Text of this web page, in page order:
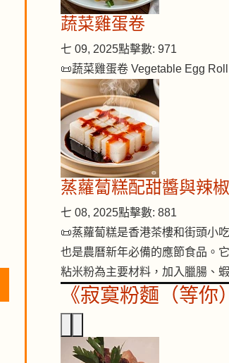
蔬菜雞蛋卷
七 09, 2025點擊數: 971
📜蔬菜雞蛋卷 Vegetable Egg
蒸蘿蔔糕配甜醬與辣
七 08, 2025點擊數: 881
📜蒸蘿蔔糕是香港茶樓和街頭小
也是農曆新年必備的應節食品。
粘米粉為主要材料，加入臘腸、
《寂寞粉麵（等你